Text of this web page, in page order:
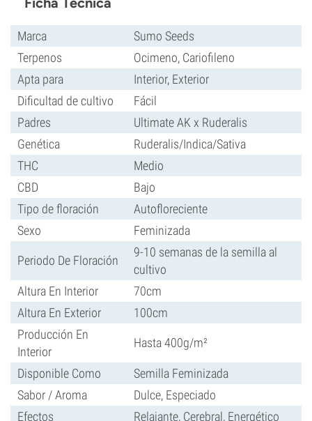
Marca
Sumo Seeds
Terpenos
Ocimeno, Cariofileno
Apta para
Interior, Exterior
Dificultad de cultivo
Fácil
Padres
Ultimate AK x Ruderalis
Genética
Ruderalis/Indica/Sativa
THC
Medio
CBD
Bajo
Tipo de floración
Autofloreciente
Sexo
Feminizada
Periodo De Floración
9-10 semanas de la semilla al
cultivo
Altura En Interior
70cm
Altura En Exterior
100cm
Producción En
Interior
Hasta 400g/m²
Disponible Como
Semilla Feminizada
Sabor / Aroma
Dulce, Especiado
Efectos
Relajante, Cerebral, Energético